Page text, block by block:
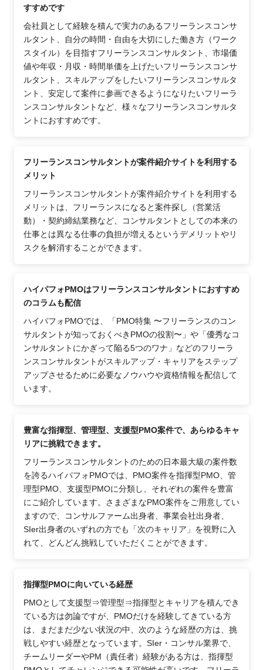
すすめです
会社員として経験を積んで実力のあるフリーランスコンサ
ルタント、自分の時間・自由を大切にした働き方（ワーク
スタイル）を目指すフリーランスコンサルタント、市場価
値や年収・月収・時間単価を上げたいフリーランスコンサ
ルタント、スキルアップをしたいフリーランスコンサルタ
ント、安定して案件に参画できるようになりたいフリーラ
ンスコンサルタントなど、様々なフリーランスコンサルタ
ントにおすすめです。
フリーランスコンサルタントが案件紹介サイトを利用する
メリット
フリーランスコンサルタントが案件紹介サイトを利用する
メリットは、フリーランスになると案件探し（営業活
動）・契約締結業務など、コンサルタントとしての本来の
仕事とは異なる仕事の負担が増えるというデメリットやリ
スクを解消することができます。
ハイパフォPMOはフリーランスコンサルタントにおすすめ
のコラムも配信
ハイパフォPMOでは、「PMO特集 〜フリーランスのコン
サルタントが知っておくべきPMOの役割〜」や「優秀なコ
ンサルタントにかぎって陥る5つのワナ」などのフリーラ
ンスコンサルタントがスキルアップ・キャリアをステップ
アップさせるために必要なノウハウや資格情報を配信して
います。
豊富な指揮型、管理型、支援型PMO案件で、あらゆるキャ
リアに挑戦できます。
フリーランスコンサルタントのための日本最大級の案件数
を誇るハイパフォPMOでは、PMO案件を指揮型PMO、管
理型PMO、支援型PMOに分類し、それぞれの案件を豊富
にご紹介しています。さまざまなPMO案件をご用意してい
ますので、コンサルファーム出身者、事業会社出身者、
SIer出身者のいずれの方でも「次のキャリア」を視野に入
れて、どんどん挑戦していただくことができます。
指揮型PMOに向いている経歴
PMOとして支援型⇒管理型⇒指揮型とキャリアを積んでき
ている方は勿論ですが、PMOだけを経験してきている方
は、まだまだ少ない状況の中、次のような経歴の方は、挑
戦しやすい経歴となっています。SIer・コンサル業界で、
チームリーダーやPM（責任者）経験がある方は、指揮型